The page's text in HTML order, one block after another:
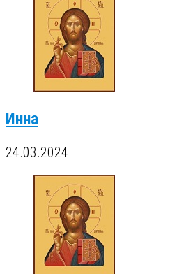
Инна
24.03.2024